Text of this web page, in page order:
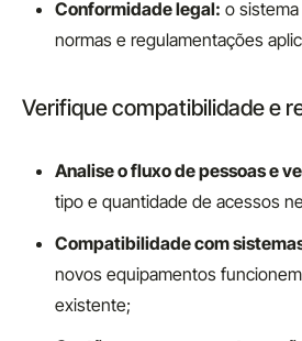
Conformidade legal: o
normas e regulamentações
Verifique compatibilidade e
Analise o fluxo de pessoas e
tipo e quantidade de acessos
Compatibilidade com
novos equipamentos
existente;